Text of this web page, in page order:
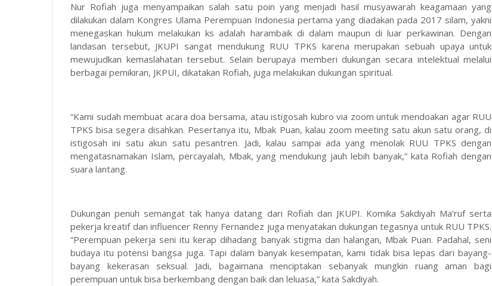
Nur Rofiah juga menyampaikan salah satu poin yang menjadi hasil musyawarah keagamaan yang
dilakukan dalam Kongres Ulama Perempuan Indonesia pertama yang diadakan pada 2017 silam, yakni
menegaskan hukum melakukan ks adalah harambaik di dalam maupun di luar perkawinan. Dengan
landasan tersebut, JKUPI sangat mendukung RUU TPKS karena merupakan sebuah upaya untuk
mewujudkan kemaslahatan tersebut. Selain berupaya memberi dukungan secara intelektual melalui
berbagai pemikiran, JKPUI, dikatakan Rofiah, juga melakukan dukungan spiritual.
“Kami sudah membuat acara doa bersama, atau istigosah kubro via zoom untuk mendoakan agar RUU
TPKS bisa segera disahkan. Pesertanya itu, Mbak Puan, kalau zoom meeting satu akun satu orang, di
istigosah ini satu akun satu pesantren. Jadi, kalau sampai ada yang menolak RUU TPKS dengan
mengatasnamakan Islam, percayalah, Mbak, yang mendukung jauh lebih banyak,” kata Rofiah dengan
suara lantang.
Dukungan penuh semangat tak hanya datang dari Rofiah dan JKUPI. Komika Sakdiyah Ma’ruf serta
pekerja kreatif dan influencer Renny Fernandez juga menyatakan dukungan tegasnya untuk RUU TPKS.
“Perempuan pekerja seni itu kerap dihadang banyak stigma dan halangan, Mbak Puan. Padahal, seni
budaya itu potensi bangsa juga. Tapi dalam banyak kesempatan, kami tidak bisa lepas dari bayang-
bayang kekerasan seksual. Jadi, bagaimana menciptakan sebanyak mungkin ruang aman bagi
perempuan untuk bisa berkembang dengan baik dan leluasa,” kata Sakdiyah.